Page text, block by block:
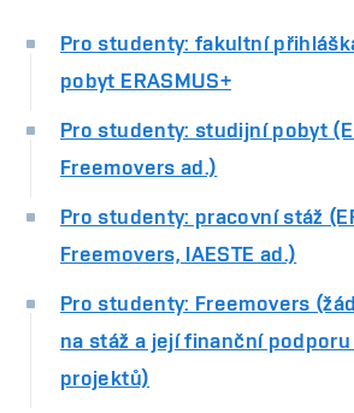
Pro studenty: fakultní
pobyt ERASMUS+
Pro studenty: studijní pobyt
Freemovers ad.)
Pro studenty: pracovní stáž
Freemovers, IAESTE ad.)
Pro studenty: Freemovers
na stáž a její finanční
projektů)